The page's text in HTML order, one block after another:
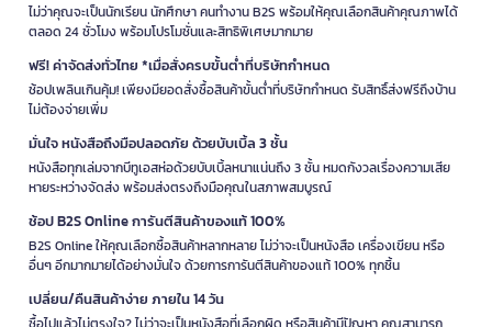
ไม่ว่าคุณจะเป็นนักเรียน นักศึกษา คนทำงาน B2S พร้อมให้คุณเลือกสินค้าคุณภาพได้
ตลอด 24 ชั่วโมง พร้อมโปรโมชั่นและสิทธิพิเศษมากมาย
ฟรี! ค่าจัดส่งทั่วไทย *เมื่อสั่งครบขั้นต่ำที่บริษัทกำหนด
ช้อปเพลินเกินคุ้ม! เพียงมียอดสั่งซื้อสินค้าขั้นต่ำที่บริษัทกำหนด รับสิทธิ์ส่งฟรีถึงบ้าน
ไม่ต้องจ่ายเพิ่ม
มั่นใจ หนังสือถึงมือปลอดภัย ด้วยบับเบิ้ล 3 ชั้น
หนังสือทุกเล่มจากบีทูเอสห่อด้วยบับเบิ้ลหนาแน่นถึง 3 ชั้น หมดกังวลเรื่องความเสีย
หายระหว่างจัดส่ง พร้อมส่งตรงถึงมือคุณในสภาพสมบูรณ์
ช้อป B2S Online การันตีสินค้าของแท้ 100%
B2S Online ให้คุณเลือกซื้อสินค้าหลากหลาย ไม่ว่าจะเป็นหนังสือ เครื่องเขียน หรือ
อื่นๆ อีกมากมายได้อย่างมั่นใจ ด้วยการการันตีสินค้าของแท้ 100% ทุกชิ้น
เปลี่ยน/คืนสินค้าง่าย ภายใน 14 วัน